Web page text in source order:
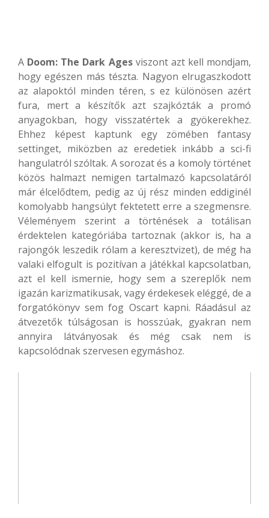
A Doom: The Dark Agesviszont azt kell mondjam,
hogy egészen más tészta. Nagyon elrugaszkodott
az alapoktól minden téren, s ez különösen azért
fura, mert a készítők azt szajkózták a promó
anyagokban, hogy visszatértek a gyökerekhez.
Ehhez képest kaptunk egy zömében fantasy
settinget, miközben az eredetiek inkább a sci-fi
hangulatról szóltak. A sorozat és a komoly történet
közös halmazt nemigen tartalmazó kapcsolatáról
már élcelődtem, pedig az új rész minden eddiginél
komolyabb hangsúlyt fektetett erre a szegmensre.
Véleményem szerint a történések a totálisan
érdektelen kategóriába tartoznak (akkor is, ha a
rajongók leszedik rólam a keresztvizet), de még ha
valaki elfogult is pozitívan a játékkal kapcsolatban,
azt el kell ismernie, hogy sem a szereplők nem
igazán karizmatikusak, vagy érdekesek eléggé, de a
forgatókönyv sem fog Oscart kapni. Ráadásul az
átvezetők túlságosan is hosszúak, gyakran nem
annyira látványosak és még csak nem is
kapcsolódnak szervesen egymáshoz.